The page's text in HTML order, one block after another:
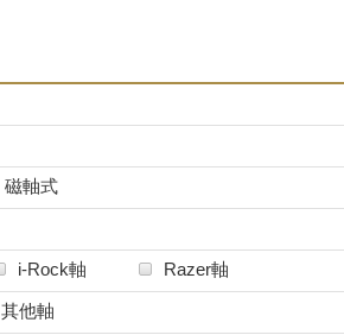
磁軸式
i-Rock軸
Razer軸
其他軸